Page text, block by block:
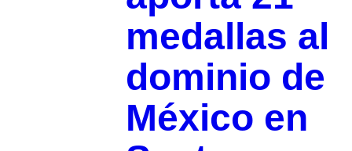
medallas al
dominio de
México en